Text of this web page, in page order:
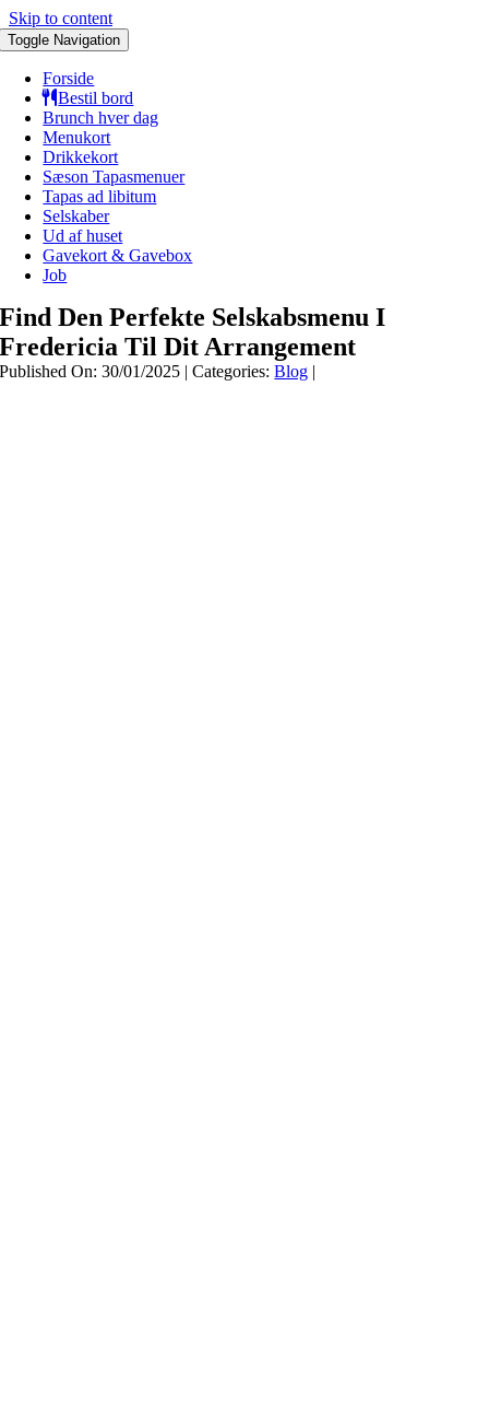
Skip to content
Toggle Navigation
Forside
Bestil bord
Brunch hver dag
Menukort
Drikkekort
Sæson Tapasmenuer
Tapas ad libitum
Selskaber
Ud af huset
Gavekort & Gavebox
Job
Find Den Perfekte Selskabsmenu I
Fredericia Til Dit Arrangement
Published On: 30/01/2025 |Categories:Blog |